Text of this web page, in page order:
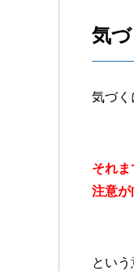
気
気づく
それ
注意が
という